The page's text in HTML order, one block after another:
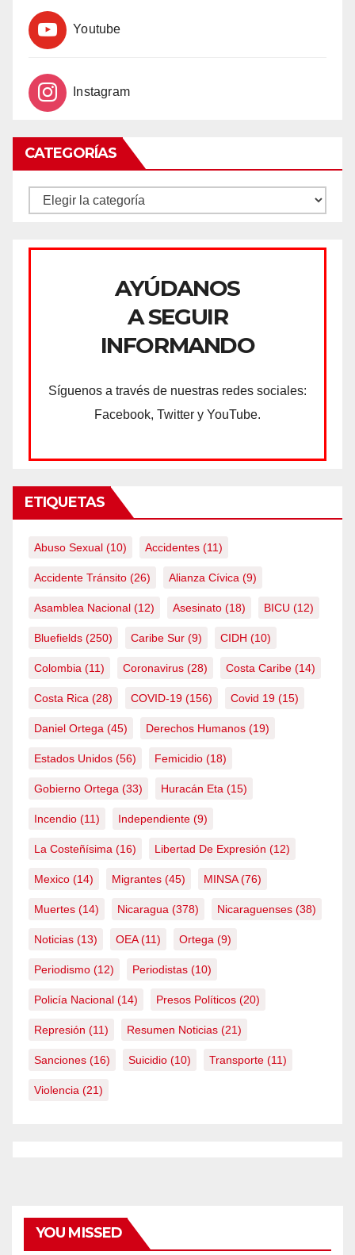
Youtube
Instagram
CATEGORÍAS
CATEGORÍAS
AYÚDANOS
A SEGUIR
INFORMANDO
Síguenos a través de nuestras redes sociales:
Facebook, Twitter y YouTube.
ETIQUETAS
Abuso Sexual (10) Accidentes (11)
Accidente Tránsito (26) Alianza Cívica (9)
Asamblea Nacional (12) Asesinato (18) BICU (12)
Bluefields (250) Caribe Sur (9) CIDH (10)
Colombia (11) Coronavirus (28) Costa Caribe (14)
Costa Rica (28) COVID-19 (156) Covid 19 (15)
Daniel Ortega (45) Derechos Humanos (19)
Estados Unidos (56) Femicidio (18)
Gobierno Ortega (33) Huracán Eta (15)
Incendio (11) Independiente (9)
La Costeñísima (16) Libertad De Expresión (12)
Mexico (14) Migrantes (45) MINSA(76)
Muertes (14) Nicaragua (378) Nicaraguenses (38)
Noticias (13) OEA(11) Ortega (9)
Periodismo (12) Periodistas (10)
Policía Nacional (14) Presos Políticos (20)
Represión (11) Resumen Noticias (21)
Sanciones (16) Suicidio (10) Transporte (11)
Violencia (21)
YOU MISSED